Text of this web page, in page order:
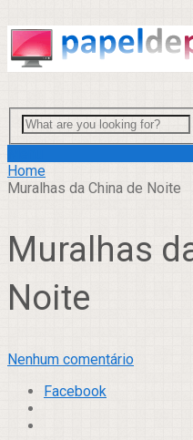
Home
Muralhas da China de Noite
Muralhas
Noite
Nenhum comentário
Facebook